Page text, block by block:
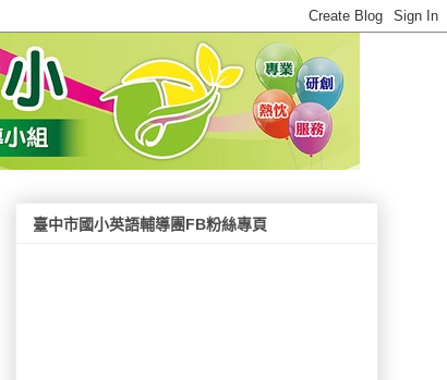
臺中市國小英語輔導團FB粉絲專頁